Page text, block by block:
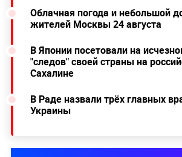
Облачная погода и небольшой
жителей Москвы 24 августа
В Японии посетовали на
"следов" своей страны на
Сахалине
В Раде назвали трёх главных
Украины